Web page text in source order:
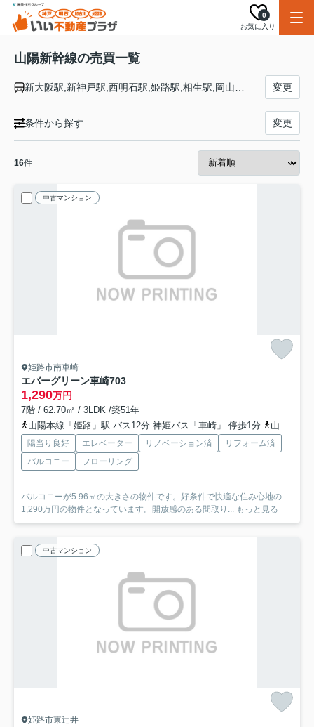
お気に入り
0
山陽新幹線の売買一覧
変更
条件から探す 変更
16件
中古マンション
姫路市南車崎
エバーグリーン車崎703
1,290万円
7階 / 62.70㎡ / 3LDK /築51年
山陽本線「姫路」駅 バス12分 神姫バス「車崎」 停歩1分
山陽電鉄本線「山陽姫路」駅 バス12分 神姫バス「車崎」 停歩1分
陽当り良好 エレベーター リノベーション済
リフォーム済
バルコニー
フローリング
バルコニーが5.96㎡の大きさの物件です。好条件で快適な住み心地の
1,290万円の物件となっています。開放感のある間取り... もっと見る
中古マンション
姫路市東辻井